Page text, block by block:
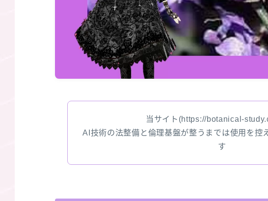
お
サ
当サイト(https://botanical-
AI技術の法整備と倫理基盤が整うまでは使用を控
す